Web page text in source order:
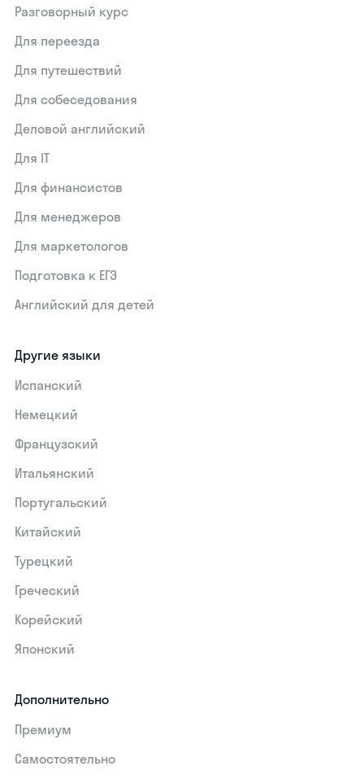
Разговорный курс
Для переезда
Для путешествий
Для собеседования
Деловой английский
Для IT
Для финансистов
Для менеджеров
Для маркетологов
Подготовка к ЕГЭ
Английский для детей
Другие языки
Испанский
Немецкий
Французский
Итальянский
Португальский
Китайский
Турецкий
Греческий
Корейский
Японский
Дополнительно
Премиум
Самостоятельно